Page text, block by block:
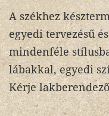
A székhez
egyedi tervezésű
mindenféle
lábakkal, egyedi
Kérje